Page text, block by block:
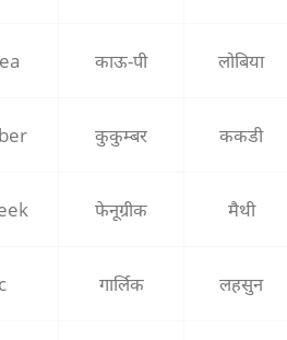
काऊ-पी लोबिया
कुकुम्‍बर ककडी
फेनूग्रीक मैथी
गार्लिक लहसुन